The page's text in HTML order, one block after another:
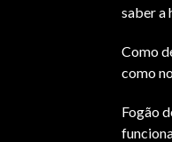
saber a
Como
como
Fogão